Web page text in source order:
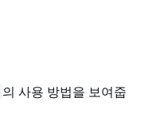
의 사용 방법을 보여줍